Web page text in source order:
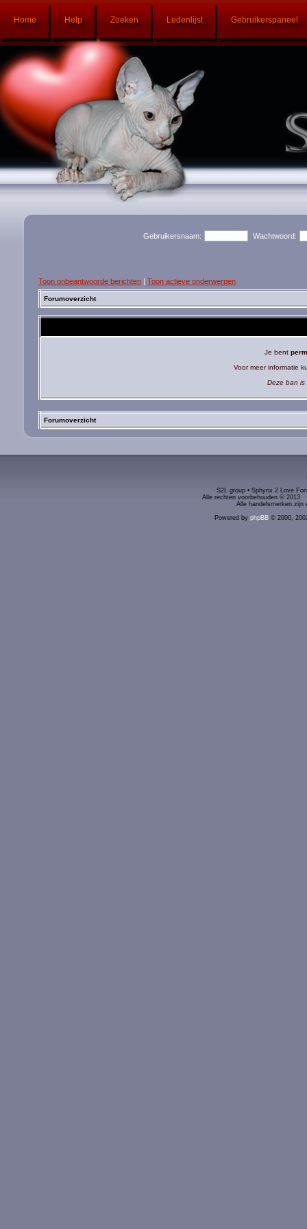
Home Help Zoeken Ledenlijst Gebruikerspaneel
Gebruikersnaam: Wachtwoord:
Toon onbeantwoorde berichten | Toon actieve onderwerpen
Forumoverzicht
Je bent
Voor meer informatie
Deze ban is
Forumoverzicht
S2L group • Sphynx 2 Love
Alle rechten voorbehouden ©
Alle handelsmerken zijn
Powered by phpBB© 2000,